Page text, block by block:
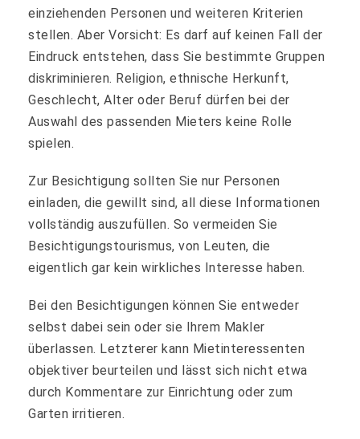
einziehenden Personen und weiteren Kriterien
stellen. Aber Vorsicht: Es darf auf keinen Fall der
Eindruck entstehen, dass Sie bestimmte Gruppen
diskriminieren. Religion, ethnische Herkunft,
Geschlecht, Alter oder Beruf dürfen bei der
Auswahl des passenden Mieters keine Rolle
spielen.
Zur Besichtigung sollten Sie nur Personen
einladen, die gewillt sind, all diese Informationen
vollständig auszufüllen. So vermeiden Sie
Besichtigungstourismus, von Leuten, die
eigentlich gar kein wirkliches Interesse haben.
Bei den Besichtigungen können Sie entweder
selbst dabei sein oder sie Ihrem Makler
überlassen. Letzterer kann Mietinteressenten
objektiver beurteilen und lässt sich nicht etwa
durch Kommentare zur Einrichtung oder zum
Garten irritieren.